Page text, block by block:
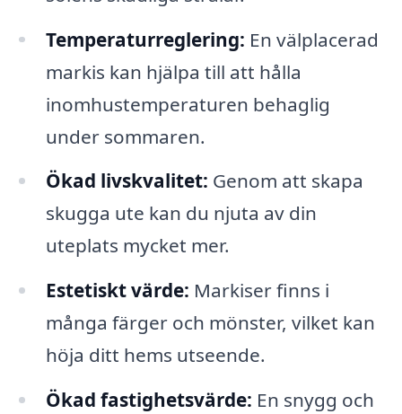
Temperaturreglering: En välplacerad
markis kan hjälpa till att hålla
inomhustemperaturen behaglig
under sommaren.
Ökad livskvalitet: Genom att skapa
skugga ute kan du njuta av din
uteplats mycket mer.
Estetiskt värde: Markiser finns i
många färger och mönster, vilket kan
höja ditt hems utseende.
Ökad fastighetsvärde: En snygg och